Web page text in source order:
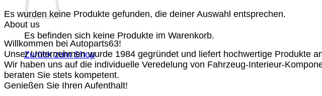
Es befinden sich keine Produkte im Warenkorb.
Zurück zum Shop
Es wurden keine Produkte gefunden, die deiner Auswahl entsprechen.
About us
Willkommen bei Autoparts63!
Unser Unternehmen wurde 1984 gegründet und liefert hochwertige Produkte
Wir haben uns auf die individuelle Veredelung von Fahrzeug-Interieur-
beraten Sie stets kompetent.
Genießen Sie Ihren Aufenthalt!